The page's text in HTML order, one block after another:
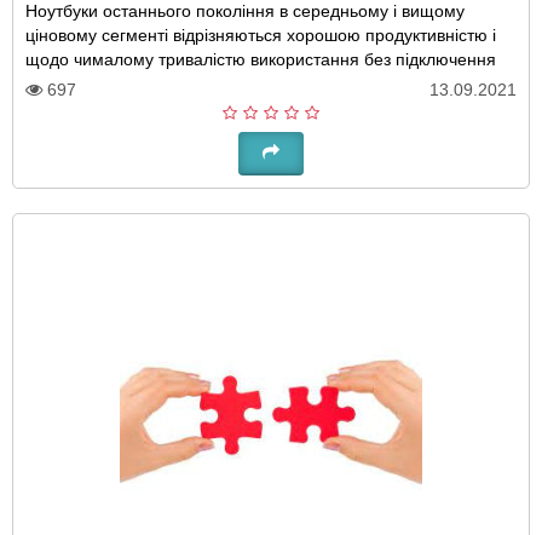
Ноутбуки останнього покоління в середньому і вищому
ціновому сегменті відрізняються хорошою продуктивністю і
щодо чималому тривалістю використання без підключення
до електромережі. Але варто розуміти,..
697 13.09.2021